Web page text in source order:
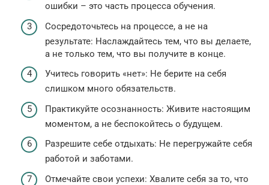
ошибки – это часть процесса обучения.
Сосредоточьтесь на процессе, а не на
результате: Наслаждайтесь тем, что вы делаете,
а не только тем, что вы получите в конце.
Учитесь говорить «нет»: Не берите на себя
слишком много обязательств.
Практикуйте осознанность: Живите настоящим
моментом, а не беспокойтесь о будущем.
Разрешите себе отдыхать: Не перегружайте себя
работой и заботами.
Отмечайте свои успехи: Хвалите себя за то, что